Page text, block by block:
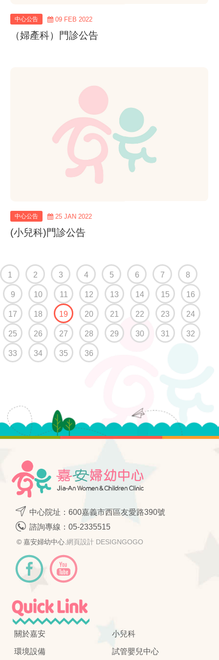
中心公告 09 FEB 2022
（婦產科）門診公告
view
more
中心公告 25 JAN 2022
(小兒科)門診公告
1 2 3 4 5 6 7 8
9 10 11 12 13 14 15 16
17 18 19 (current)
20 21 22 23 24
25 26 27 28 29 30 31 32
33 34 35 36
中心院址：600嘉義市西區友愛路390號
諮詢專線： 05-2335515
© 嘉安婦幼中心. 網頁設計 DESIGNGOGO
關於嘉安
環境設備
小兒科
試管嬰兒中心